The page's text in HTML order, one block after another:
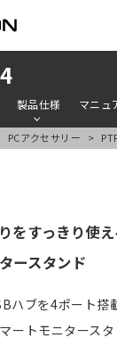
製品仕様 マニュ
PCアクセサリー
をすっきり使
ースタンド
ハブを4ポート搭
ートモニタース